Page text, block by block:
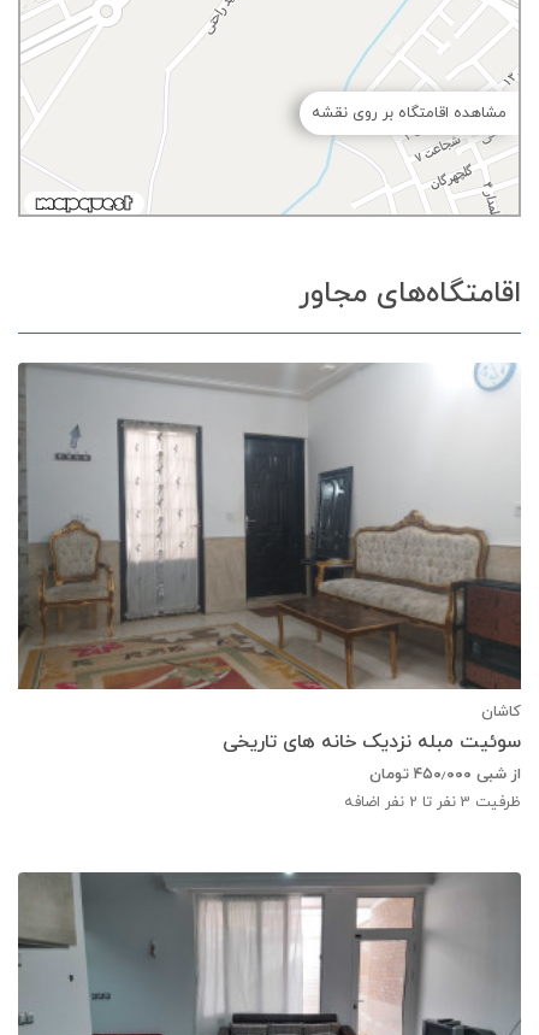
مشاهده اقامتگاه بر روی نقشه
اقامتگاه‌های مجاور
کاشان
سوئیت مبله نزدیک خانه های تاریخی
از شبی ۴۵۰٫۰۰۰ تومان
ظرفیت 3 نفر تا 2 نفر اضافه